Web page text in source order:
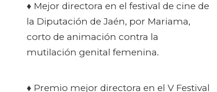
♦ Mejor directora en el festival de cine de
la Diputación de Jaén, por Mariama,
corto de animación contra la
mutilación genital femenina.
♦ Premio mejor directora en el V Festival